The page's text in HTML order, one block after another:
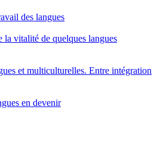
des langues
la vitalité de quelques langues
et multiculturelles. Entre intégration
en devenir